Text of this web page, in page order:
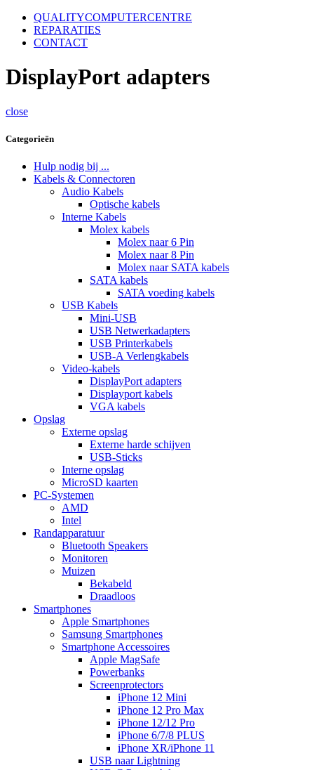
QUALITYCOMPUTERCENTRE
REPARATIES
CONTACT
DisplayPort adapters
close
Categorieën
Hulp nodig bij ...
Kabels & Connectoren
Audio Kabels
Optische kabels
Interne Kabels
Molex kabels
Molex naar 6 Pin
Molex naar 8 Pin
Molex naar SATA kabels
SATA kabels
SATA voeding kabels
USB Kabels
Mini-USB
USB Netwerkadapters
USB Printerkabels
USB-A Verlengkabels
Video-kabels
DisplayPort adapters
Displayport kabels
VGA kabels
Opslag
Externe opslag
Externe harde schijven
USB-Sticks
Interne opslag
MicroSD kaarten
PC-Systemen
AMD
Intel
Randapparatuur
Bluetooth Speakers
Monitoren
Muizen
Bekabeld
Draadloos
Smartphones
Apple Smartphones
Samsung Smartphones
Smartphone Accessoires
Apple MagSafe
Powerbanks
Screenprotectors
iPhone 12 Mini
iPhone 12 Pro Max
iPhone 12/12 Pro
iPhone 6/7/8 PLUS
iPhone XR/iPhone 11
USB naar Lightning